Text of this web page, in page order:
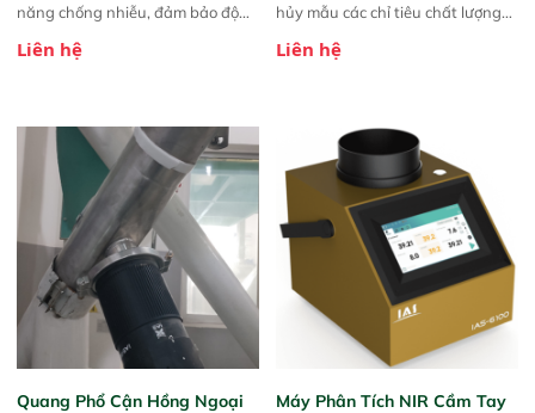
năng chống nhiễu, đảm bảo độ
Phạm vi ứng dụng rộng: Đáp ứng
ngành công nghiệp khác nhau. 
Độ nhạy cao: Trang bị đầu dò
InGaAs độ nhạy cao, cung cấp
phản hồi phổ tuyến tính đầy đủ,
đảm bảo độ chính xác và khả
năng lặp lại tối ưu.
Liên hệ
hủy mẫu các chỉ tiêu chất lượng
Thiết bị linh hoạt cho nhiều kịch
trực tiếp ngoài đồng ruộng.
Liên hệ
Quang Phổ Cận Hồng Ngoại
Máy Phân Tích NIR Cầm Tay